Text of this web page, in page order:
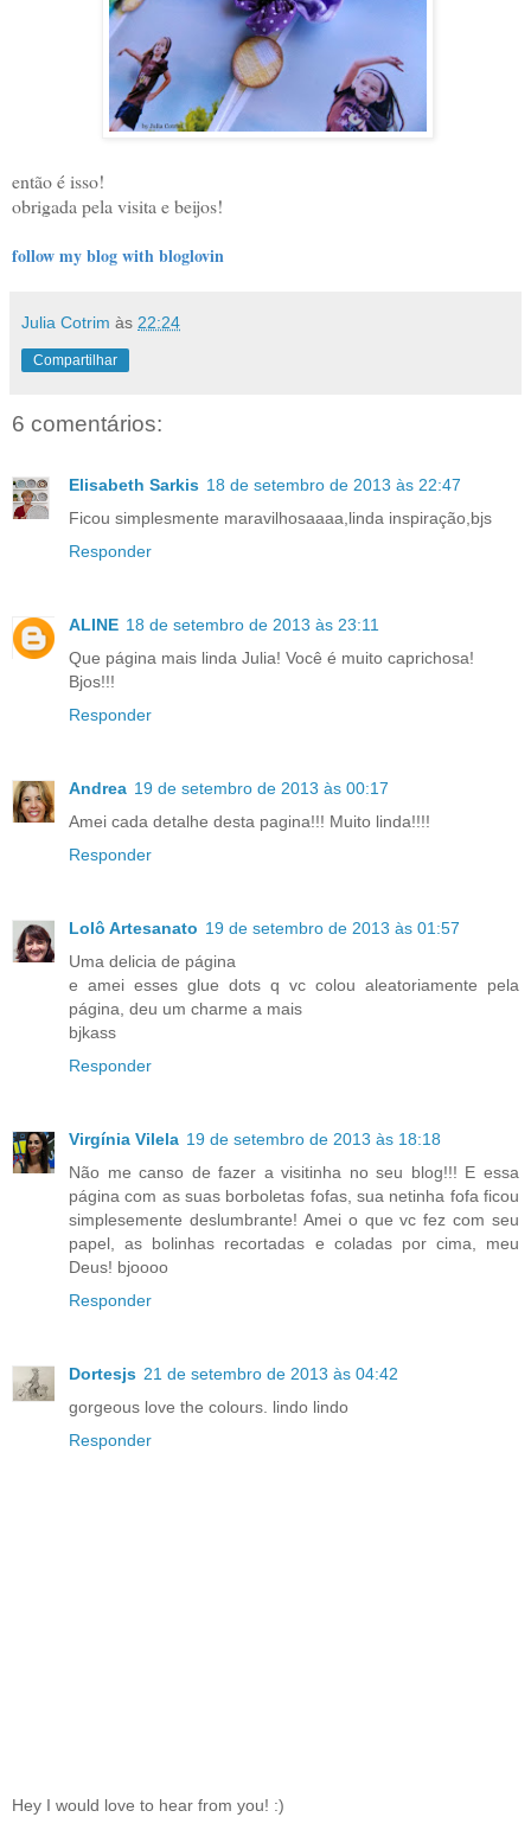
então é isso!
obrigada pela visita e beijos!
follow my blog with bloglovin
Julia Cotrim às 22:24
Compartilhar
6 comentários:
Elisabeth Sarkis 18 de setembro de 2013 às 22:47
Ficou simplesmente maravilhosaaaa,linda inspiração,bjs
Responder
ALINE 18 de setembro de 2013 às 23:11
Que página mais linda Julia! Você é muito caprichosa!
Bjos!!!
Responder
Andrea 19 de setembro de 2013 às 00:17
Amei cada detalhe desta pagina!!! Muito linda!!!!
Responder
Lolô Artesanato 19 de setembro de 2013 às 01:57
Uma delicia de página
e amei esses glue dots q vc colou aleatoriamente pela
página, deu um charme a mais
bjkass
Responder
Virgínia Vilela 19 de setembro de 2013 às 18:18
Não me canso de fazer a visitinha no seu blog!!! E essa
página com as suas borboletas fofas, sua netinha fofa ficou
simplesemente deslumbrante! Amei o que vc fez com seu
papel, as bolinhas recortadas e coladas por cima, meu
Deus! bjoooo
Responder
Dortesjs 21 de setembro de 2013 às 04:42
gorgeous love the colours. lindo lindo
Responder
Hey I would love to hear from you! :)